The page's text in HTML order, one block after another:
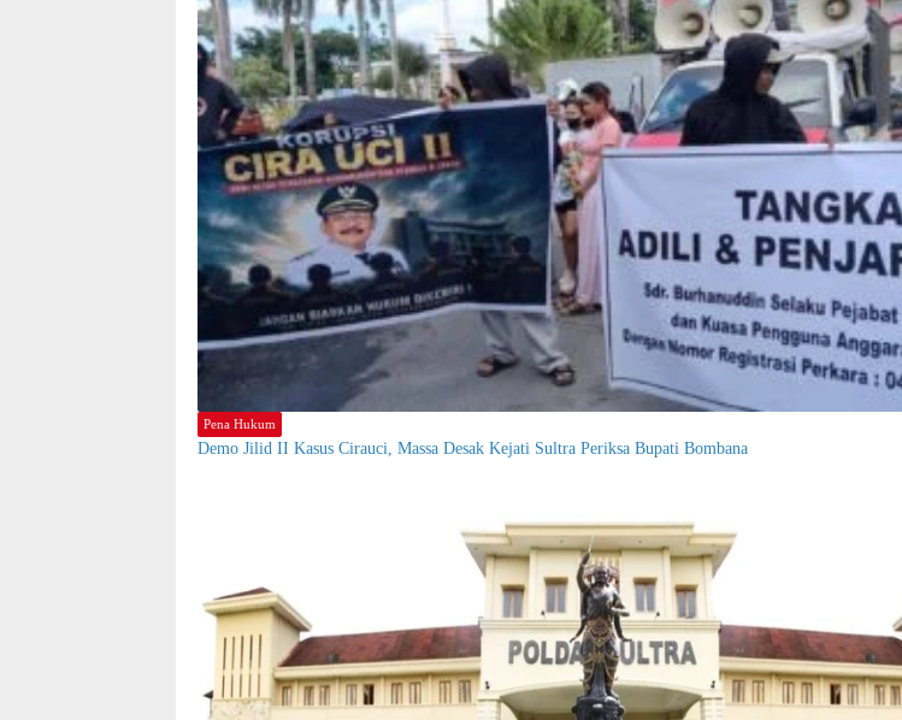
Pena Hukum
Demo Jilid II Kasus Cirauci, Massa Desak Kejati Sultra Periksa Bupati Bombana